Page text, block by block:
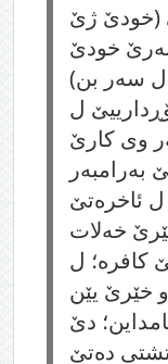
(خودێ ژێ
خودێ
ل سەر بن)
ل
وی كارێ
ئاخره‌تێ
خه‌لات
كافره‌؛ ل
خێرێ یێن
دێ
ده‌تێ